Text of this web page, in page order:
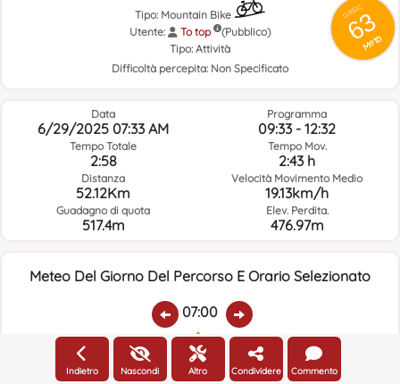
GRSIC
63
Metà
Tipo: Mountain Bike
Utente:
To top
(Pubblico)
Tipo: Attività
Difficoltà percepita: Non Specificato
Data
6/29/2025 07:33 AM
Tempo Totale
2:58
Distanza
52.12Km
Guadagno di quota
517.4m
Programma
09:33 - 12:32
Tempo Mov.
2:43 h
Velocità Movimento Medio
19.13km/h
Elev. Perdita.
476.97m
Meteo Del Giorno Del Percorso E Orario Selezionato
07:00
Temp.:
27.5ºC 0
Umidità Media:
45%
Velocità Vento:
3.2km/h
Indirizzo Vento:
Indietro Nascondi Altro Condividere Commento